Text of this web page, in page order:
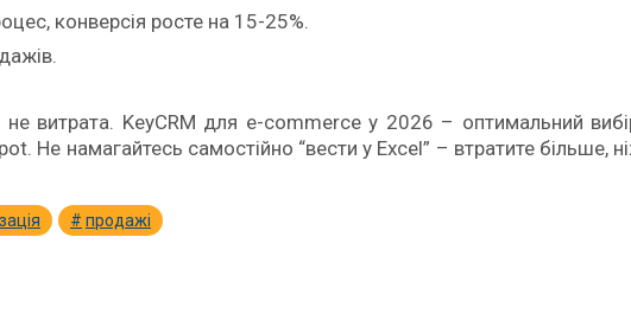
конверсія росте на 15-25%.
не витрата. KeyCRM для e-commerce у 2026 – оптимальний
Не намагайтесь самостійно “вести у Excel” – втратите більше,
продажі